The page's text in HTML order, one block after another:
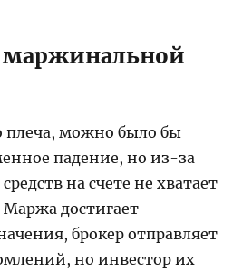
маржинальной
плеча, можно было бы
падение, но из-за
на счете не хватает
Маржа достигает
брокер отправляет
но инвестор их